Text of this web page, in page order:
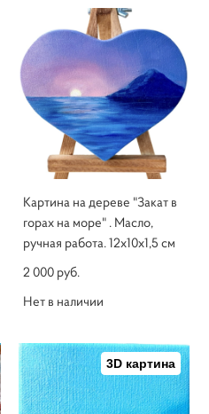
Картина на дереве "Закат в
горах на море" . Масло,
ручная работа. 12х10х1,5 см
2 000 pуб.
Нет в наличии
3D картина